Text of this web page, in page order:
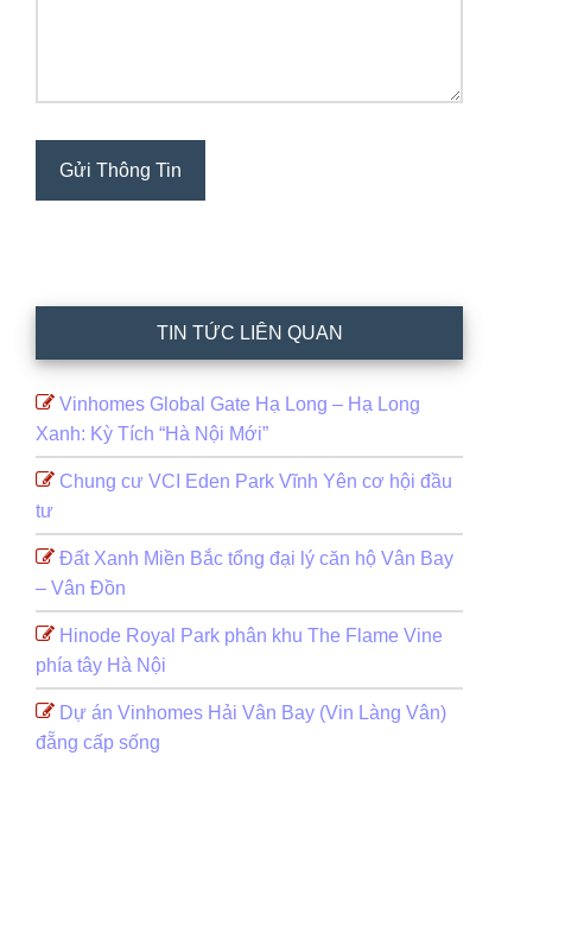
TIN TỨC LIÊN QUAN
Vinhomes Global Gate Hạ Long – Hạ Long
Xanh: Kỳ Tích “Hà Nội Mới”
Chung cư VCI Eden Park Vĩnh Yên cơ hội đầu
tư
Đất Xanh Miền Bắc tổng đại lý căn hộ Vân Bay
– Vân Đồn
Hinode Royal Park phân khu The Flame Vine
phía tây Hà Nội
Dự án Vinhomes Hải Vân Bay (Vin Làng Vân)
đẵng cấp sống